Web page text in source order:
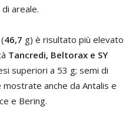
areale.
46,7 g) è risultato più elevato
Tancredi, Beltorax e SY
superiori a 53 g; semi di
anche da Antalis e
e Bering.